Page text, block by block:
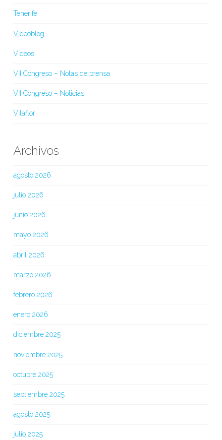
Tenerife
Videoblog
Vídeos
VII Congreso – Notas de prensa
VII Congreso – Noticias
Vilaflor
Archivos
agosto 2026
julio 2026
junio 2026
mayo 2026
abril 2026
marzo 2026
febrero 2026
enero 2026
diciembre 2025
noviembre 2025
octubre 2025
septiembre 2025
agosto 2025
julio 2025